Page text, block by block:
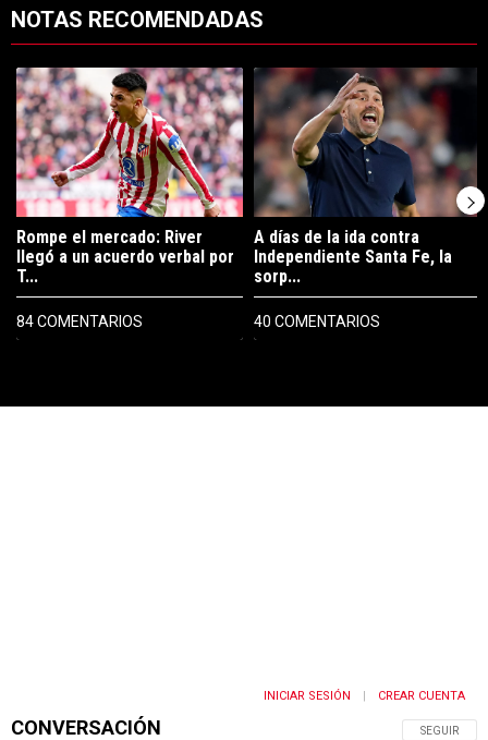
NOTAS RECOMENDADAS
Un artículo de tendencia con el título "Rompe el mercado: River
Rompe el mercado: River
llegó a un acuerdo verbal por
T...
84 COMENTARIOS
Un artículo de tendencia con el
A días de la ida contra
Independiente Santa Fe, la
sorp...
40 COMENTARIOS
CONVERSACIÓN SIGA ESTA
SEGUIR
INICIAR SESIÓN CREAR CUENTA